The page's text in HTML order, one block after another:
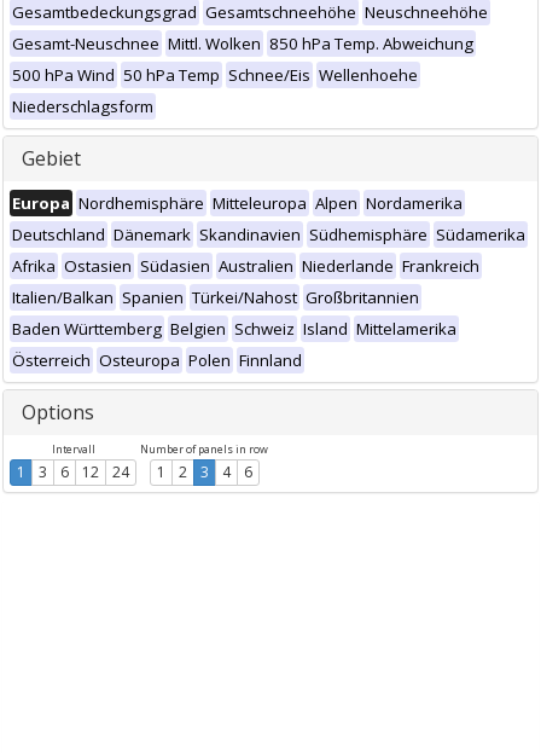
Gesamtbedeckungsgrad Gesamtschneehöhe Neuschneehöhe
Gesamt-Neuschnee Mittl. Wolken 850 hPa Temp. Abweichung
500 hPa Wind 50 hPa Temp Schnee/Eis Wellenhoehe
Niederschlagsform
Gebiet
Europa Nordhemisphäre Mitteleuropa Alpen Nordamerika
Deutschland Dänemark Skandinavien Südhemisphäre Südamerika
Afrika Ostasien Südasien Australien Niederlande Frankreich
Italien/Balkan Spanien Türkei/Nahost Großbritannien
Baden Württemberg Belgien Schweiz Island Mittelamerika
Österreich Osteuropa Polen Finnland
Options
Intervall
1 3 6 12 24
Number of panels in row
1 2 3 4 6